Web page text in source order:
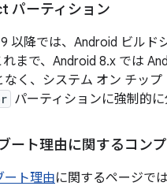
パーティション
以降では、Android ビルド
れまで、Android 8.x では
なく、システム オン チッ
パーティションに強制的に
ート理由に関するコン
ート理由に関するページで